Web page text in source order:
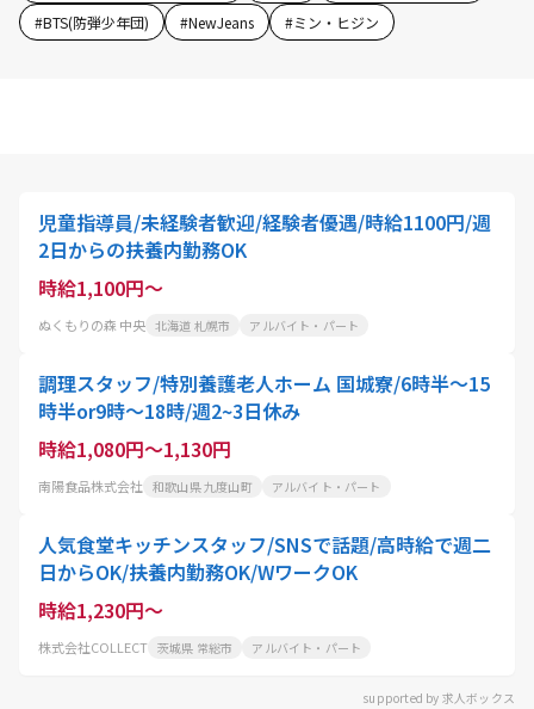
#BTS(防弾少年団) #NewJeans #ミン・ヒジン
児童指導員/未経験者歓迎/経験者優遇/時給1100円/週
2日からの扶養内勤務OK
時給1,100円～
ぬくもりの森 中央 北海道 札幌市 アルバイト・パート
調理スタッフ/特別養護老人ホーム 国城寮/6時半～15
時半or9時～18時/週2~3日休み
時給1,080円～1,130円
南陽食品株式会社 和歌山県 九度山町 アルバイト・パート
人気食堂キッチンスタッフ/SNSで話題/高時給で週二
日からOK/扶養内勤務OK/WワークOK
時給1,230円～
株式会社COLLECT 茨城県 常総市 アルバイト・パート
supported by 求人ボックス